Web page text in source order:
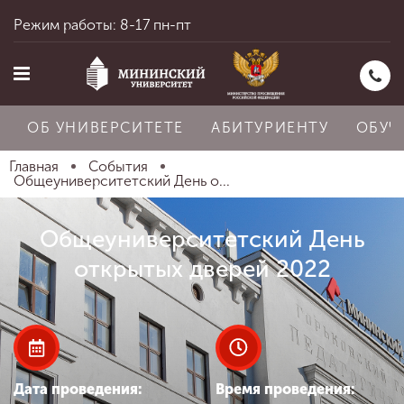
Главная
Об университете
Абитуриенту
Режим работы: 8-17 пн-пт
ОБ УНИВЕРСИТЕТЕ АБИТУРИЕНТУ
Главная
События
Общеуниверситетский День о...
Общеуниверситетский День
открытых дверей 2022
Дата проведения:
Время проведения: